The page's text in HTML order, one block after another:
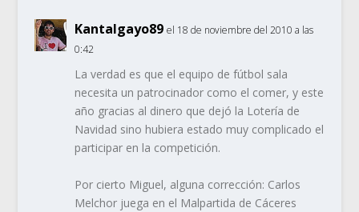
Kantalgayo89 el 18 de noviembre del 2010 a las
0:42
La verdad es que el equipo de fútbol sala
necesita un patrocinador como el comer, y este
año gracias al dinero que dejó la Lotería de
Navidad sino hubiera estado muy complicado el
participar en la competición.
Por cierto Miguel, alguna corrección: Carlos
Melchor juega en el Malpartida de Cáceres